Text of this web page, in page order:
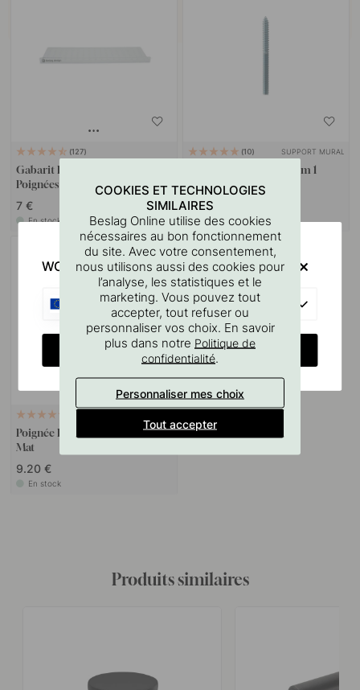
127
Gabarit De Perçage Pour
Poignées Et Boutons
7 €
En stock
10 SUPPORT MURAL
Goupille à vis M4x50mm 1
pièce
1.10 €
En stock
Poignée Bob - 160mm - Noir
Mat
9.20 €
En stock
Produits similaires
COOKIES ET TECHNOLOGIES
SIMILAIRES
Beslag Online utilise des cookies
nécessaires au bon fonctionnement
du site. Avec votre consentement,
nous utilisons aussi des cookies pour
l’analyse, les statistiques et le
marketing. Vous pouvez tout
accepter, tout refuser ou
personnaliser vos choix. En savoir
plus dans notre Politique de
confidentialité.
Personnaliser mes choix
Tout accepter
WOULD YOU RATHER VISIT?
CHANGE COUNTRY